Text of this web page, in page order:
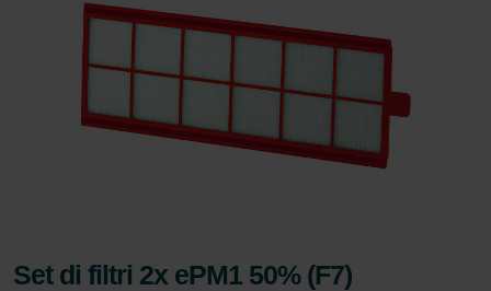
Set di filtri 2x ePM1 50% (F7)